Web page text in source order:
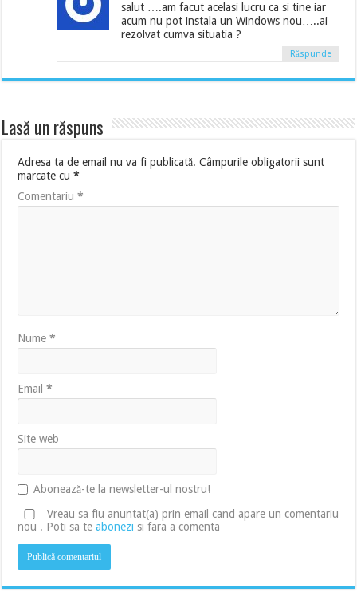
salut ….am facut acelasi lucru ca si tine iar
acum nu pot instala un Windows nou…..ai
rezolvat cumva situatia ?
Răspunde
Lasă un răspuns
Adresa ta de email nu va fi publicată. Câmpurile obligatorii sunt
marcate cu*
Comentariu*
Nume*
Email*
Site web
Abonează-te la newsletter-ul nostru!
Vreau sa fiu anuntat(a) prin email cand apare un comentariu
nou . Poti sa teabonezi si fara a comenta